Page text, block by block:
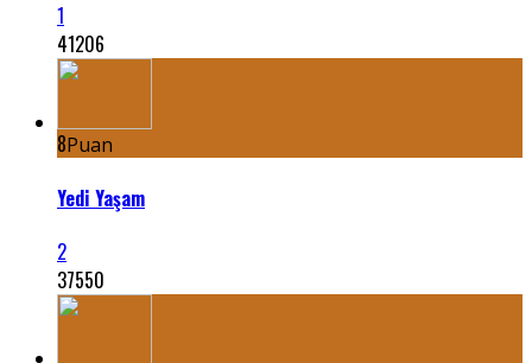
1
41206
8Puan
Yedi Yaşam
2
37550